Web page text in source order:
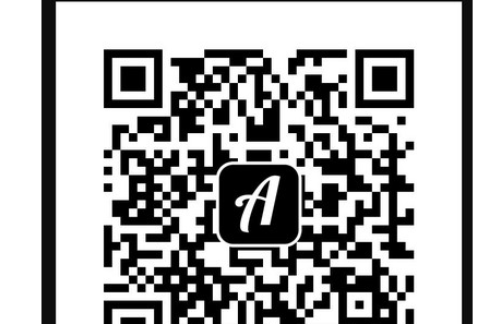
EXTERNE MEDIEN
Um Inhalte von Videoplattformen und Social Media
Plattformen anzeigen zu können, werden von
diesen externen Medien Cookies gesetzt.
YouTube
Vimeo